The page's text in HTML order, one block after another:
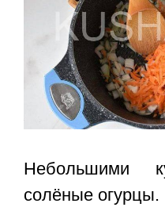
Небольшими
солёные огурцы.